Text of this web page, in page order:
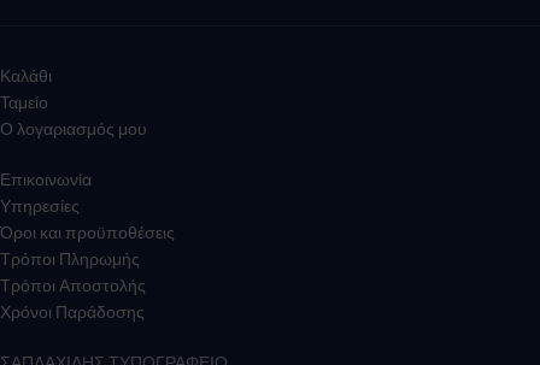
Καλάθι
Ταμείο
Ο λογαριασμός μου
Επικοινωνία
Υπηρεσίες
Όροι και προϋποθέσεις
Τρόποι Πληρωμής
Τρόποι Αποστολής
Χρόνοι Παράδοσης